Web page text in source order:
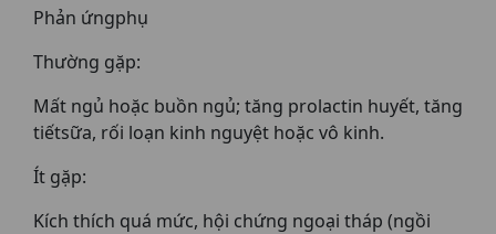
Phản ứngphụ
Thường gặp:
Mất ngủ hoặc buồn ngủ; tăng prolactin huyết, tăng
tiếtsữa, rối loạn kinh nguyệt hoặc vô kinh.
Ít gặp:
Kích thích quá mức, hội chứng ngoại tháp (ngồi